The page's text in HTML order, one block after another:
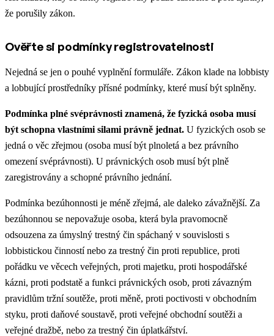
že porušily zákon.
Ověřte si podmínky registrovatelnosti
Nejedná se jen o pouhé vyplnění formuláře. Zákon klade na lobbisty
a lobbující prostředníky přísné podmínky, které musí být splněny.
Podmínka plné svéprávnosti znamená, že fyzická osoba musí
být schopna vlastními silami právně jednat. U fyzických osob se
jedná o věc zřejmou (osoba musí být plnoletá a bez právního
omezení svéprávnosti). U právnických osob musí být plně
zaregistrovány a schopné právního jednání.
Podmínka bezúhonnosti je méně zřejmá, ale daleko závažnější. Za
bezúhonnou se nepovažuje osoba, která byla pravomocně
odsouzena za úmyslný trestný čin spáchaný v souvislosti s
lobbistickou činností nebo za trestný čin proti republice, proti
pořádku ve věcech veřejných, proti majetku, proti hospodářské
kázni, proti podstatě a funkci právnických osob, proti závazným
pravidlům tržní soutěže, proti měně, proti poctivosti v obchodním
styku, proti daňové soustavě, proti veřejné obchodní soutěži a
veřejné dražbě, nebo za trestný čin úplatkářství.